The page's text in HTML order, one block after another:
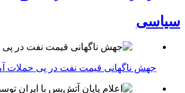
سیاسی
جهش ناگهانی قیمت نفت در پی حملات